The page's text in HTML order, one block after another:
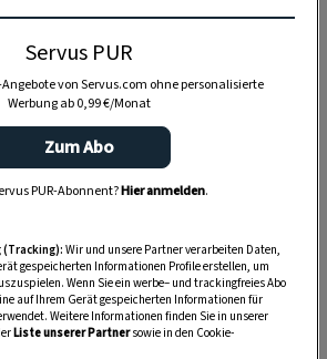
DRUCKEN
Servus PUR
von Servus.com ohne personalisierte
Werbung ab 0,99 €/Monat
Zum Abo
PUR-Abonnent?Hier anmelden.
Wir und unsere Partner verarbeiten Daten,
gespeicherten Informationen Profile erstellen, um
Wenn Sie ein werbe– und trackingfreies Abo
auf Ihrem Gerät gespeicherten Informationen für
Weitere Informationen finden Sie in unserer
Liste unserer Partnersowie in den Cookie-